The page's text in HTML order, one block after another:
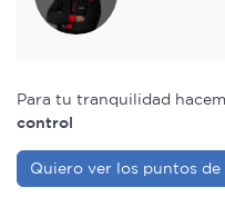
Para tu tranquilidad
control
Quiero ver los puntos de